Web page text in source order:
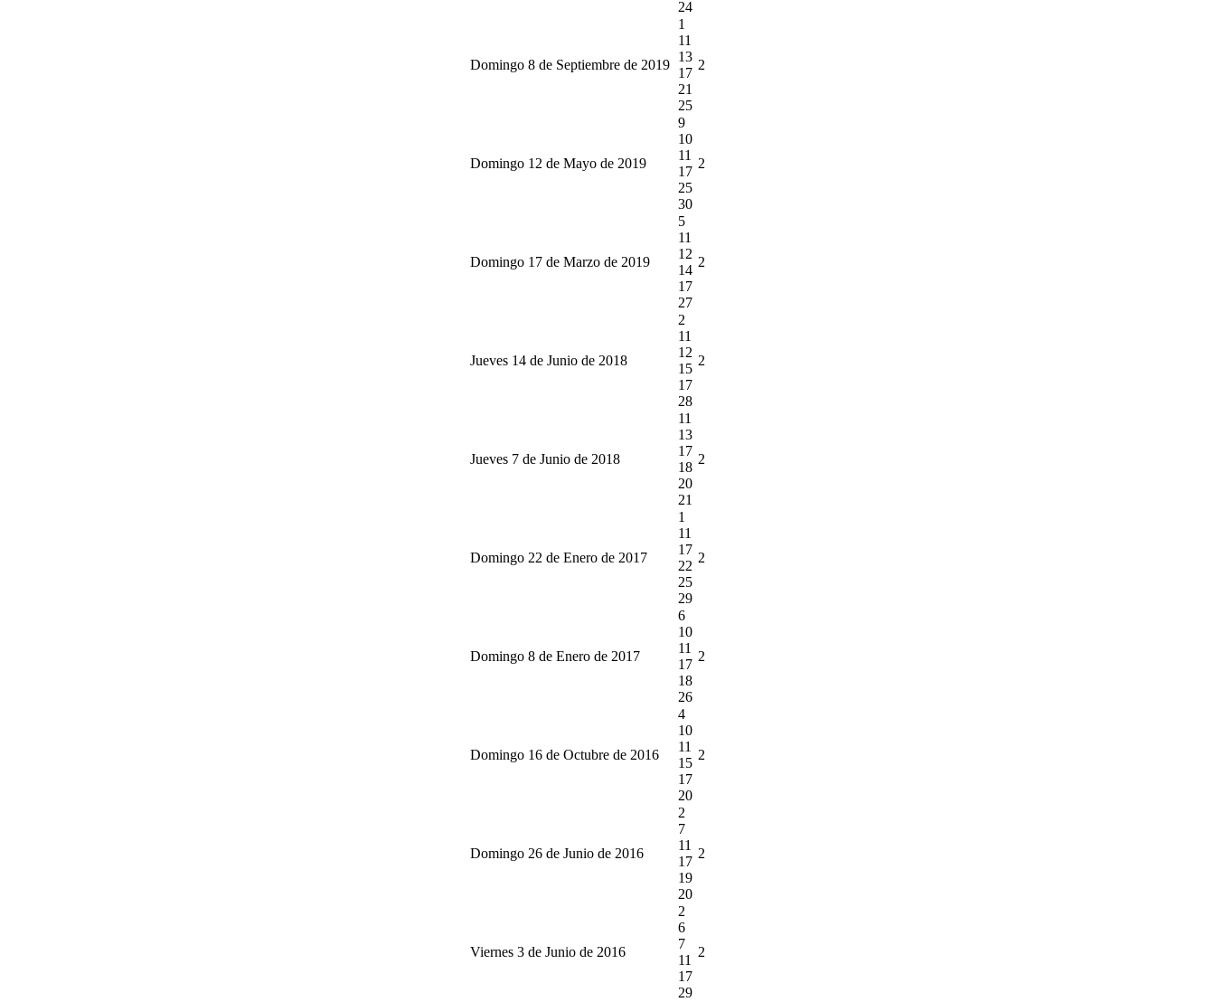
24
Domingo 8 de Septiembre de 2019
1
11
13
17
21
25
2
Domingo 12 de Mayo de 2019
9
10
11
17
25
30
2
Domingo 17 de Marzo de 2019
5
11
12
14
17
27
2
Jueves 14 de Junio de 2018
2
11
12
15
17
28
2
Jueves 7 de Junio de 2018
11
13
17
18
20
21
2
Domingo 22 de Enero de 2017
1
11
17
22
25
29
2
Domingo 8 de Enero de 2017
6
10
11
17
18
26
2
Domingo 16 de Octubre de 2016
4
10
11
15
17
20
2
Domingo 26 de Junio de 2016
2
7
11
17
19
20
2
Viernes 3 de Junio de 2016
2
6
7
11
17
29
2